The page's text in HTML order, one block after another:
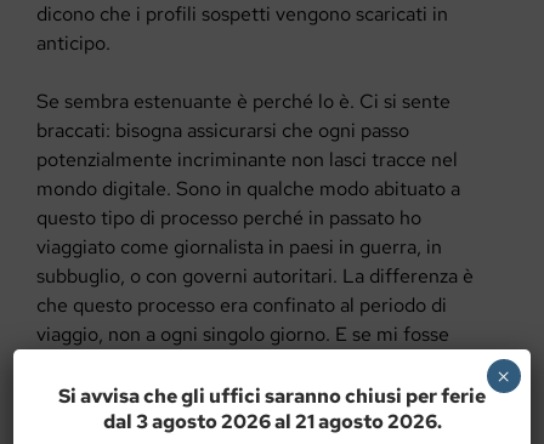
dicono che i profili sospetti vengono scaricati in
anticipo.
Se sembra estenuante è perché lo è. Ci si sente
braccati: bisogna assicurarsi che ogni passo
potenzialmente incriminante non lasci tracce nel
mondo digitale. Sono in qualche modo abituato a
questo tipo di processo perché in passato ho
viaggiato come giornalista in paesi in guerra, in
subbuglio, o con governi autoritari. La differenza è
che questo processo era confinato al periodo di
viaggio, non a ogni singolo giorno. E se mi fosse
forse una storia molto importante, ma non l’accesso
alla mia casa, al mio lavoro e a tutte le mie cose.
Si avvisa che gli uffici saranno chiusi per ferie
dal 3 agosto 2026 al 21 agosto 2026.
×